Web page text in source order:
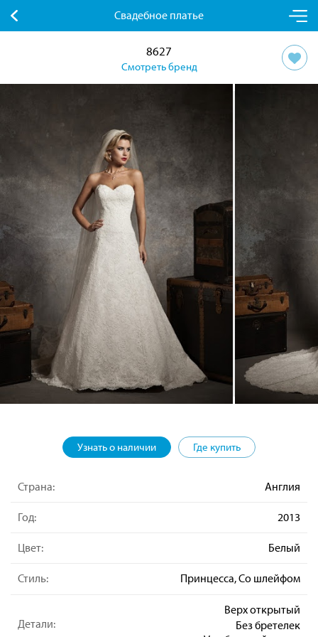
Свадебное платье
8627
Смотреть бренд
Узнать о наличии Где купить
Страна: Англия
Год: 2013
Цвет: Белый
Стиль: Принцесса, Со шлейфом
Детали:
Верх открытый
Без бретелек